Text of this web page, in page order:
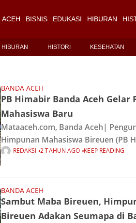
ACEH BISNIS EDUKASI HIBURAN
HIBURAN HISTORI KESEHATAN
BANDA ACEH
PB Himabir Banda Aceh Gelar
Mahasiswa Baru
Mataaceh.com, Banda Aceh|
Himpunan Mahasiswa Bireuen (PB
Aceh kembali menyelenggarakan
pada Minggu, 27 Oktober 2024 di
REDAKSI 2 TAHUN AGO KEEP READING
BANDA ACEH
Sambut Maba Bireuen,
Bireuen Adakan Seumapa di